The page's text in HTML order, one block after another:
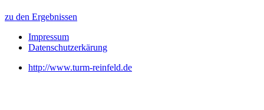
zu den Ergebnissen
Impressum
Datenschutzerkärung
http://www.turm-reinfeld.de